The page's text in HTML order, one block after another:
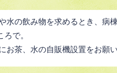
水の飲み物を求めるとき、病
で。
お茶、水の自販機設置をお願い